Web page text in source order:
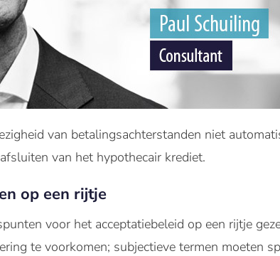
van betalingsachterstanden niet
van het hypothecair krediet.
op een rijtje
voor het acceptatiebeleid op een rijtje
te voorkomen; subjectieve termen moeten